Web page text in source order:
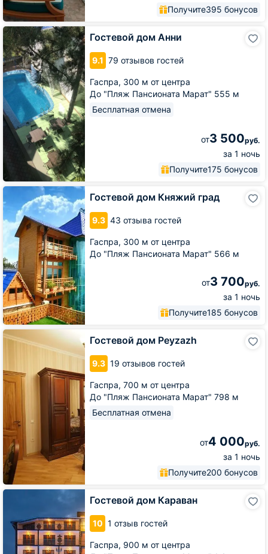
Получите395 бонусов
Гостевой дом Анни
9.1 79 отзывов гостей
Гаспра, 300 м от центра
До "Пляж Пансионата Марат" 555 м
Бесплатная отмена
от3 500руб.
за 1 ночь
Получите175 бонусов
Гостевой
дом
Анни
Гостевой дом Княжий град
9.3 43 отзыва гостей
Гаспра, 300 м от центра
До "Пляж Пансионата Марат" 566 м
от3 700руб.
за 1 ночь
Получите185 бонусов
Гостевой
дом
Княжий
град
Гостевой дом Peyzazh
9.3 19 отзывов гостей
Гаспра, 700 м от центра
До "Пляж Пансионата Марат" 798 м
Бесплатная отмена
от4 000руб.
за 1 ночь
Получите200 бонусов
Гостевой
Гостевой дом Караван
10 1 отзыв гостей
Гаспра, 900 м от центра
Гостевой